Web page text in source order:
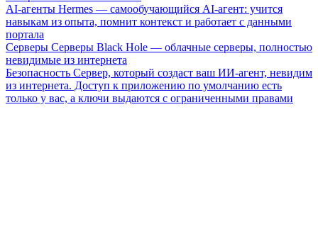
AI-агенты Hermes — самообучающийся AI-агент: учится
навыкам из опыта, помнит контекст и работает с данными
портала
Серверы Серверы Black Hole — облачные серверы, полностью
невидимые из интернета
Безопасность Сервер, который создаст ваш ИИ-агент, невидим
из интернета. Доступ к приложению по умолчанию есть
только у вас, а ключи выдаются с ограниченными правами